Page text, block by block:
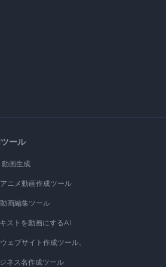
ール
画生成
ニメ動画作成ツール
画編集ツール
ストを動画にするAI
ェブサイト作成ツール。
ネス名作成ツール